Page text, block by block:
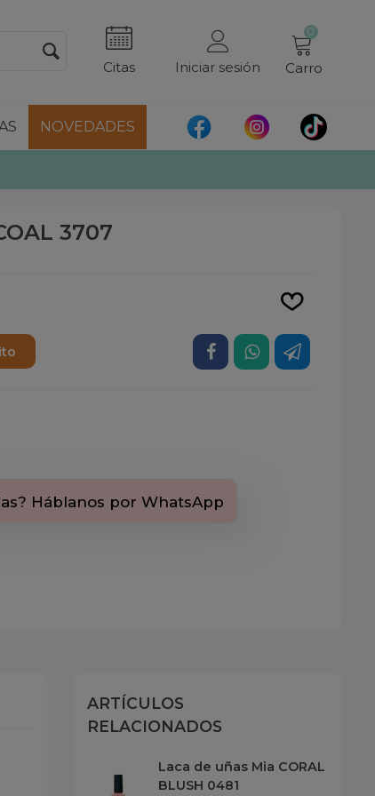
Citas Iniciar sesión
0
Carro
NOVEDADES
3707
Háblanos por WhatsApp
ARTÍCULOS
RELACIONADOS
Laca de uñas Mia CORAL
BLUSH 0481